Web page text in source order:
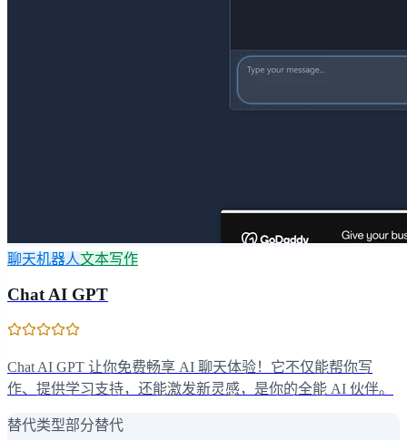
聊天机器人文本写作
Chat AI GPT
Chat AI GPT 让你免费畅享 AI 聊天体验！它不仅能帮你写
作、提供学习支持，还能激发新灵感，是你的全能 AI 伙伴。
替代类型部分替代